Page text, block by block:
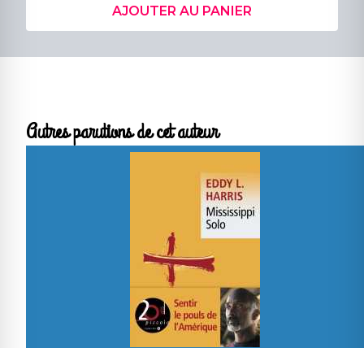
AJOUTER AU PANIER
Autres parutions de cet auteur